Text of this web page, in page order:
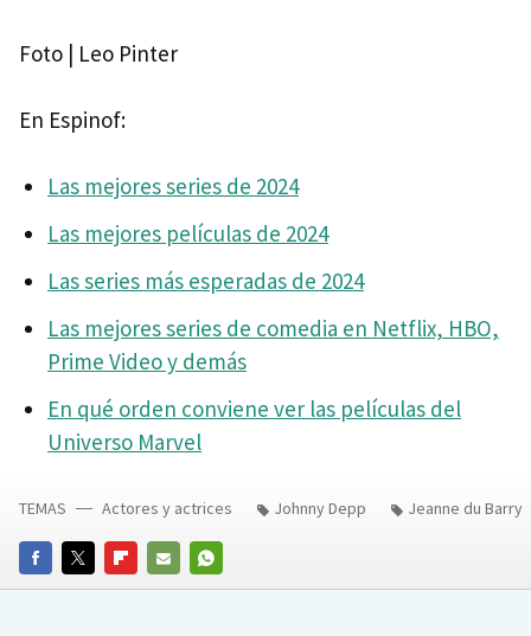
Foto | Leo Pinter
En Espinof:
Las mejores series de 2024
Las mejores películas de 2024
Las series más esperadas de 2024
Las mejores series de comedia en Netflix, HBO,
Prime Video y demás
En qué orden conviene ver las películas del
Universo Marvel
FACEBOOKTWITTERFLIPBOARD
E-
WHATSAPP
TEMAS Actores y actrices Johnny Depp Jeanne du Barry